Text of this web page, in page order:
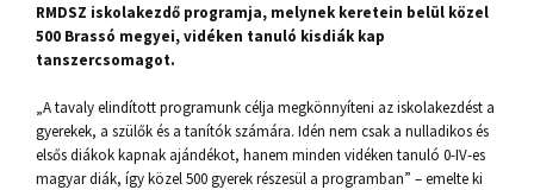
RMDSZ iskolakezdő programja, melynek keretein belül közel
500 Brassó megyei, vidéken tanuló kisdiák kap
tanszercsomagot.
„A tavaly elindított programunk célja megkönnyíteni az iskolakezdést a
gyerekek, a szülők és a tanítók számára. Idén nem csak a nulladikos és
elsős diákok kapnak ajándékot, hanem minden vidéken tanuló 0-IV-es
magyar diák, így közel 500 gyerek részesül a programban” – emelte ki